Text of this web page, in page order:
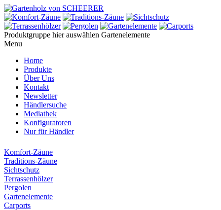
Produktgruppe hier auswählen Gartenelemente
Menu
Home
Produkte
Über Uns
Kontakt
Newsletter
Händlersuche
Mediathek
Konfiguratoren
Nur für Händler
Komfort-Zäune
Traditions-Zäune
Sichtschutz
Terrassenhölzer
Pergolen
Gartenelemente
Carports